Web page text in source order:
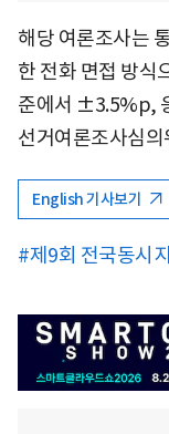
해당 여론조사는
한 전화 면접 방식
준에서 ±3.5%p,
선거여론조사심
English 기사보기
#제9회 전국동시